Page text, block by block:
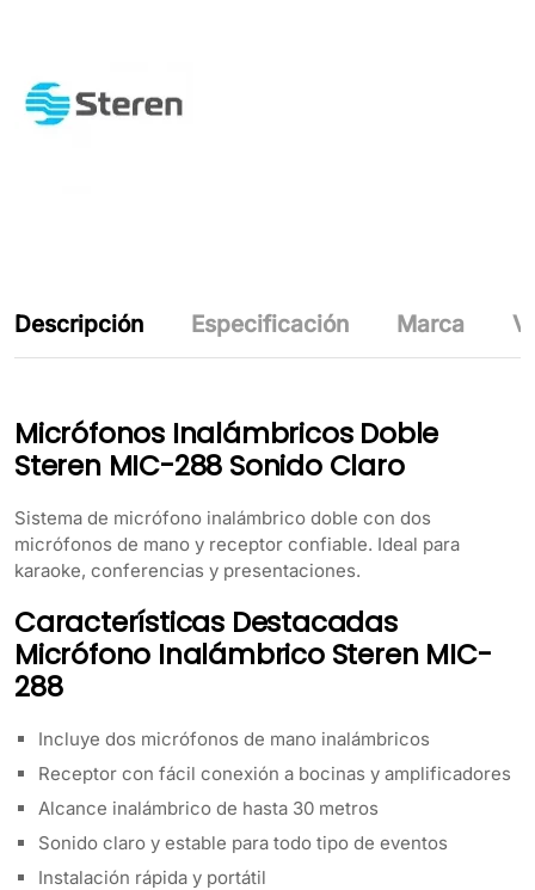
Descripción Especificación Marca
Micrófonos Inalámbricos Doble
Steren MIC-288 Sonido Claro
Sistema de micrófono inalámbrico doble con dos
micrófonos de mano y receptor confiable. Ideal para
karaoke, conferencias y presentaciones.
Características Destacadas
Micrófono Inalámbrico Steren MIC-
288
Incluye dos micrófonos de mano inalámbricos
Receptor con fácil conexión a bocinas y amplificadores
Alcance inalámbrico de hasta 30 metros
Sonido claro y estable para todo tipo de eventos
Instalación rápida y portátil